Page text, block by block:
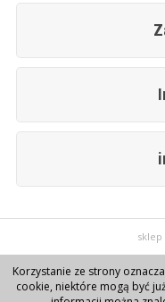
Korzystanie ze strony
cookie, niektóre mogą być